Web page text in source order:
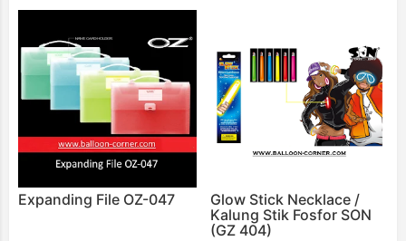
Expanding File OZ-047
Glow Stick Necklace /
Kalung Stik Fosfor SON
(GZ 404)